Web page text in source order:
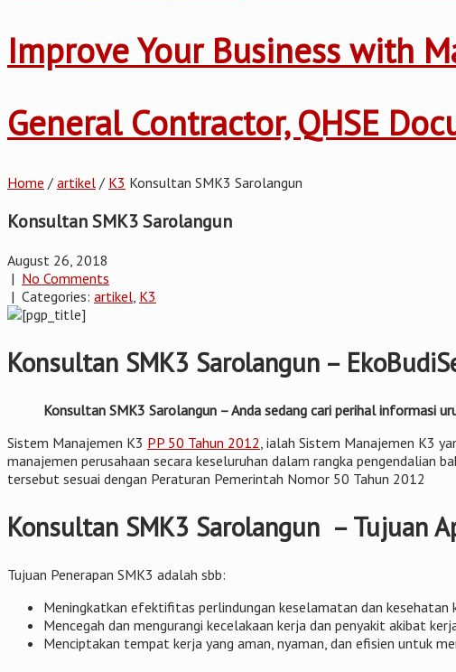
Improve Your Business with
General Contractor, QHSE
Home / artikel / K3 Konsultan SMK3 Sarolangun
Konsultan SMK3 Sarolangun
August 26, 2018
| No Comments
| Categories: artikel K3
Konsultan SMK3 Sarolangun –
Konsultan SMK3 Sarolangun – Anda sedang cari perihal informasi
Sistem Manajemen K3 PP 50 Tahun 2012 , ialah Sistem Manajemen K3
manajemen perusahaan secara keseluruhan dalam rangka pengendalian
tersebut sesuai dengan Peraturan Pemerintah Nomor 50 Tahun 2012
Konsultan SMK3 Sarolangun – Tujuan
Tujuan Penerapan SMK3 adalah sbb:
Meningkatkan efektifitas perlindungan keselamatan dan
Mencegah dan mengurangi kecelakaan kerja dan penyakit akibat
Menciptakan tempat kerja yang aman, nyaman, dan efisien untuk